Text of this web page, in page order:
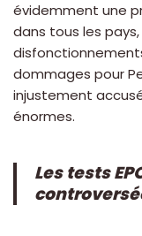
évidemment une
dans tous les
dommages pour
injustement
énormes.
Les tests